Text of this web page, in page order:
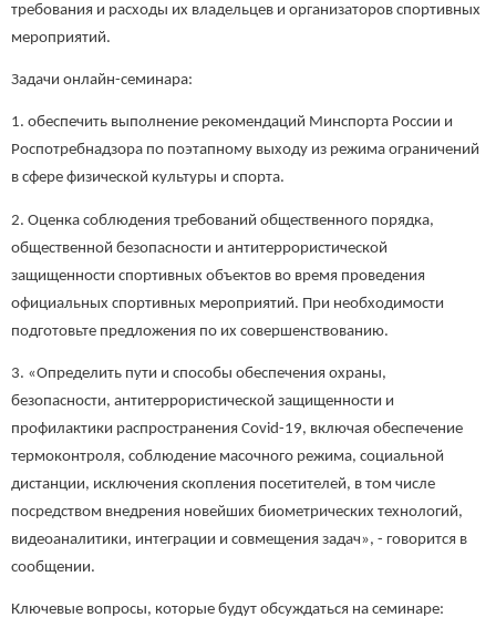
требования и расходы их владельцев и организаторов спортивных
мероприятий.
Задачи онлайн-семинара:
1. обеспечить выполнение рекомендаций Минспорта России и
Роспотребнадзора по поэтапному выходу из режима ограничений
в сфере физической культуры и спорта.
2. Оценка соблюдения требований общественного порядка,
общественной безопасности и антитеррористической
защищенности спортивных объектов во время проведения
официальных спортивных мероприятий. При необходимости
подготовьте предложения по их совершенствованию.
3. «Определить пути и способы обеспечения охраны,
безопасности, антитеррористической защищенности и
профилактики распространения Covid-19, включая обеспечение
термоконтроля, соблюдение масочного режима, социальной
дистанции, исключения скопления посетителей, в том числе
посредством внедрения новейших биометрических технологий,
видеоаналитики, интеграции и совмещения задач», - говорится в
сообщении.
Ключевые вопросы, которые будут обсуждаться на семинаре: